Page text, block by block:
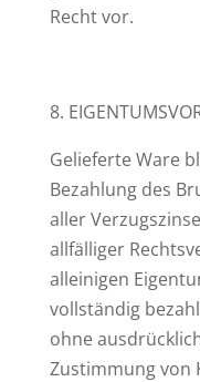
Recht vor.
8.
Gelieferte Ware
Bezahlung des
aller
allfälliger
alleinigen
vollständig
ohne
Zustimmung von